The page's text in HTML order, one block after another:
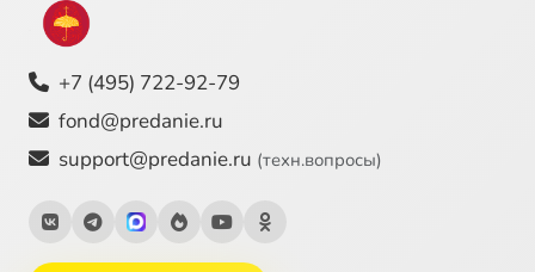
+7 (495) 722-92-79
fond@predanie.ru
support@predanie.ru (техн.вопросы)